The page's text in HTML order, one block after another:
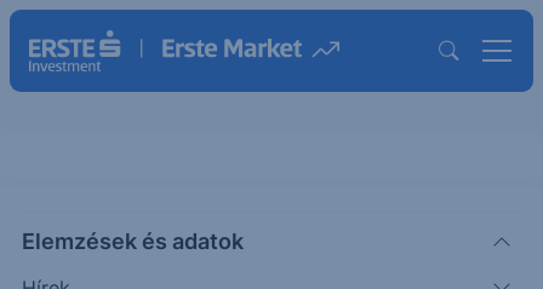
Elemzések és adatok
Pharma EUR 20-23